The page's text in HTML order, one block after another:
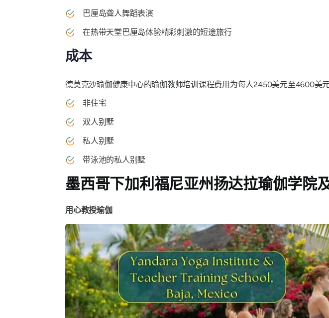
巴厘岛聋人舞蹈表演
在热带天堂巴厘岛体验精彩刺激的短途旅行
成本
德莫克沙瑜伽健康中心的瑜伽教师培训课程费用为每人2450美元至4600美
非住宅
双人别墅
私人别墅
带泳池的私人别墅
墨西哥下加利福尼亚州扬达拉瑜伽学院
用心教授瑜伽